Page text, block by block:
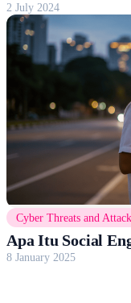
2 July 2024
Cyber Threats and
Apa Itu Social
8 January 2025